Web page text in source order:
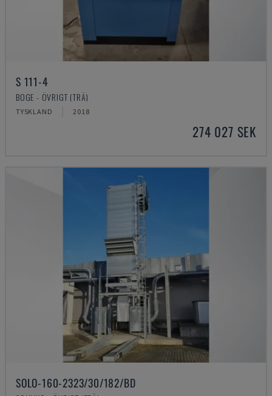
S 111-4
BOGE - ÖVRIGT (TRÄ)
TYSKLAND 2018
274 027 SEK
SOLO-160-2323/30/182/BD